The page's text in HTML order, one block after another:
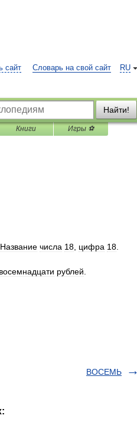
RU
сайт Словарь на свой сайт
Найти!
Книги Игры ⚽
Название числа 18 цифра 18
восемнадцати рублей
ВОСЕМЬ